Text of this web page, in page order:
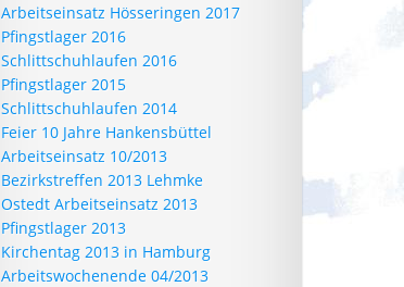
Arbeitseinsatz Hösseringen 2017
Pfingstlager 2016
Schlittschuhlaufen 2016
Pfingstlager 2015
Schlittschuhlaufen 2014
Feier 10 Jahre Hankensbüttel
Arbeitseinsatz 10/2013
Bezirkstreffen 2013 Lehmke
Ostedt Arbeitseinsatz 2013
Pfingstlager 2013
Kirchentag 2013 in Hamburg
Arbeitswochenende 04/2013